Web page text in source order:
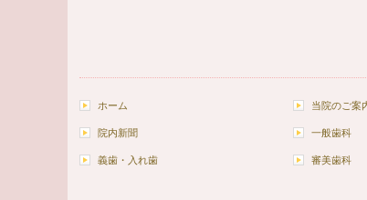
ホーム 当院のご案
院内新聞 一般歯科
義歯・入れ歯 審美歯科